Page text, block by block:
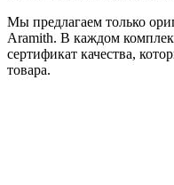
Мы предлагаем только
Aramith. В каждом
сертификат качества,
товара.